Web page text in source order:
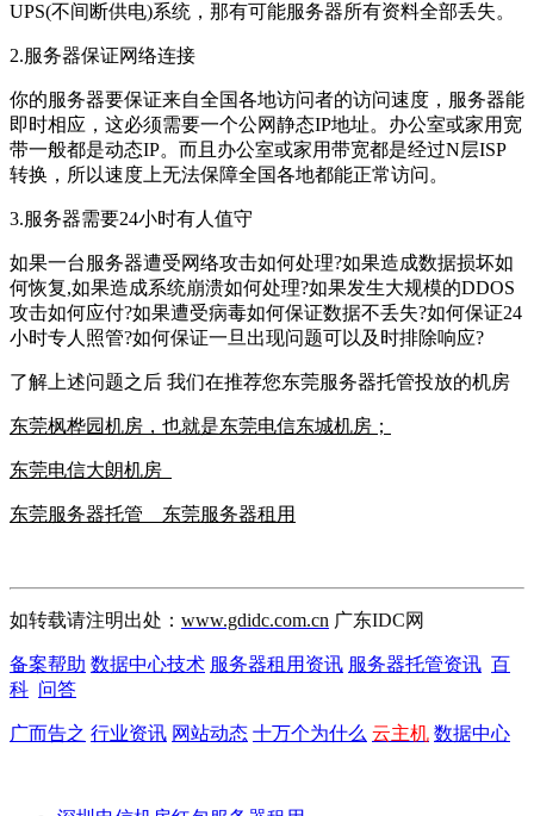
UPS(不间断供电)系统，那有可能服务器所有资料全部丢失。
2.服务器保证网络连接
你的服务器要保证来自全国各地访问者的访问速度，服务器能
即时相应，这必须需要一个公网静态IP地址。办公室或家用宽
带一般都是动态IP。而且办公室或家用带宽都是经过N层ISP
转换，所以速度上无法保障全国各地都能正常访问。
3.服务器需要24小时有人值守
如果一台服务器遭受网络攻击如何处理?如果造成数据损坏如
何恢复,如果造成系统崩溃如何处理?如果发生大规模的DDOS
攻击如何应付?如果遭受病毒如何保证数据不丢失?如何保证24
小时专人照管?如何保证一旦出现问题可以及时排除响应?
了解上述问题之后 我们在推荐您东莞服务器托管投放的机房
东莞枫桦园机房 ，也就是东莞电信东城机房 ；
东莞电信大朗机房
东莞服务器托管 东莞服务器租用
如转载请注明出处： www.gdidc.com.cn 广东IDC网
备案帮助 数据中心技术 服务器租用资讯 服务器托管资讯 百
科 问答
广而告之 行业资讯 网站动态 十万个为什么 云主机 数据中心